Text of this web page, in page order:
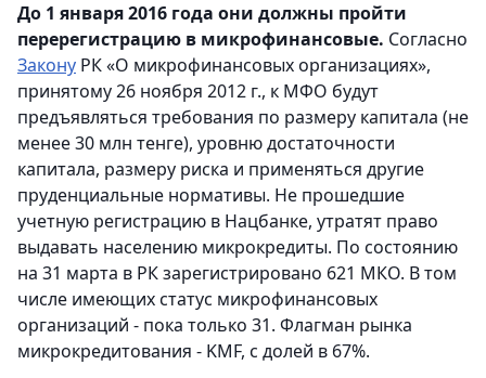
До 1 января 2016 года они должны пройти
перерегистрацию в микрофинансовые. Согласно
Закону РК «О микрофинансовых организациях»,
принятому 26 ноября 2012 г., к МФО будут
предъявляться требования по размеру капитала (не
менее 30 млн тенге), уровню достаточности
капитала, размеру риска и применяться другие
пруденциальные нормативы. Не прошедшие
учетную регистрацию в Нацбанке, утратят право
выдавать населению микрокредиты. По состоянию
на 31 марта в РК зарегистрировано 621 МКО. В том
числе имеющих статус микрофинансовых
организаций - пока только 31. Флагман рынка
микрокредитования - KMF, с долей в 67%.